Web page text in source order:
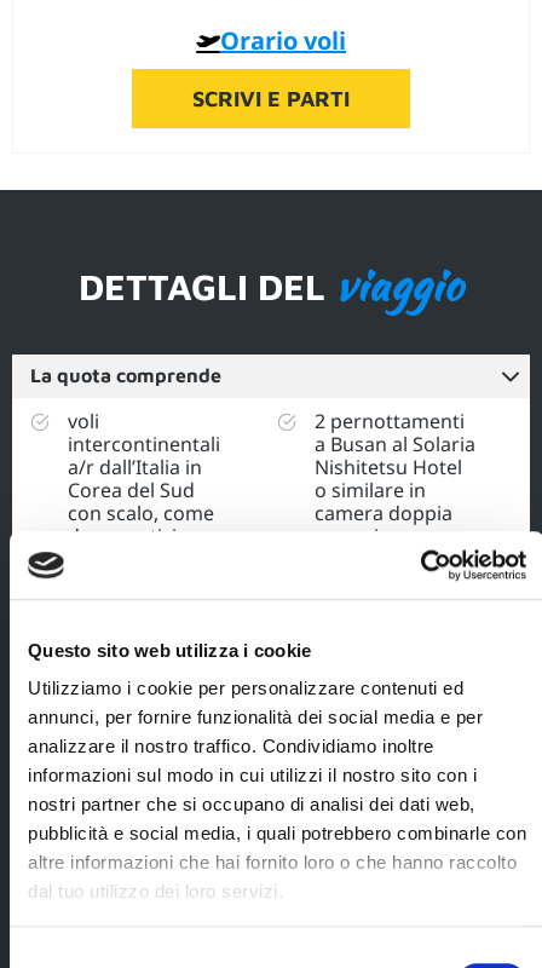
Questo sito web utilizza i cookie
Utilizziamo i cookie per personalizzare contenuti ed
annunci, per fornire funzionalità dei social media e per
analizzare il nostro traffico. Condividiamo inoltre
informazioni sul modo in cui utilizzi il nostro sito con i
nostri partner che si occupano di analisi dei dati web,
pubblicità e social media, i quali potrebbero combinarle con
altre informazioni che hai fornito loro o che hanno raccolto
dal tuo utilizzo dei loro servizi.
Orario voli
SCRIVI E PARTI
DETTAGLI DEL viaggio
La quota comprende
voli
intercontinentali
a/r dall’Italia in
Corea del Sud
con scalo, come
da operativi
bagaglio a mano
aeroportuali
(pari a € 430 per
persona, già
comprese nel
prezzo);
assistenza in
aeroporto di una
Hostess
Blueberry Travel;
2 pernottamenti
a Busan al Solaria
Nishitetsu Hotel
o similare in
camera doppia
con prima
treno da Seoul a
Gyeongju a
Busan;
treno da Busan a
Seoul;
1 escursione
guidata in lingua
inglese alla DMZ